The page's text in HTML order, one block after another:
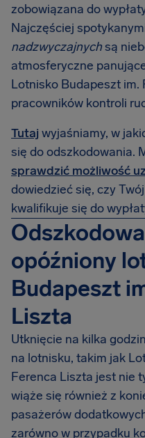
zobowiązana do
Najczęściej
nadzwyczajnychsą
atmosferyczne
Lotnisko Budapeszt
pracowników kontroli
Tutaj wyjaśniamy, w
się do odszkodowania.
sprawdzić możliwość
dowiedzieć się, czy
kwalifikuje się do
opóźniony
Budapeszt
Liszta
Utknięcie na kilka
na lotnisku, takim jak
Ferenca Liszta jest nie
wiąże się również z
pasażerów
zarówno w przypadku